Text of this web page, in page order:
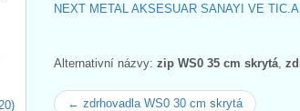
NEXT METAL AKSESUAR SANAYI VE
Alternativní názvy: zip WS0 35 cm skrytá
← zdrhovadla WS0 30 cm skrytá